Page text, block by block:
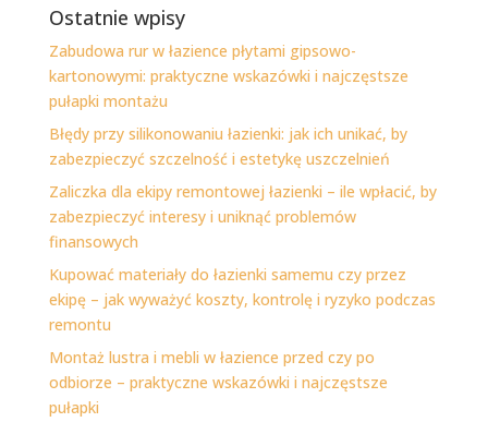
Ostatnie wpisy
Zabudowa rur w łazience płytami gipsowo-
kartonowymi: praktyczne wskazówki i najczęstsze
pułapki montażu
Błędy przy silikonowaniu łazienki: jak ich unikać, by
zabezpieczyć szczelność i estetykę uszczelnień
Zaliczka dla ekipy remontowej łazienki – ile wpłacić, by
zabezpieczyć interesy i uniknąć problemów
finansowych
Kupować materiały do łazienki samemu czy przez
ekipę – jak wyważyć koszty, kontrolę i ryzyko podczas
remontu
Montaż lustra i mebli w łazience przed czy po
odbiorze – praktyczne wskazówki i najczęstsze
pułapki